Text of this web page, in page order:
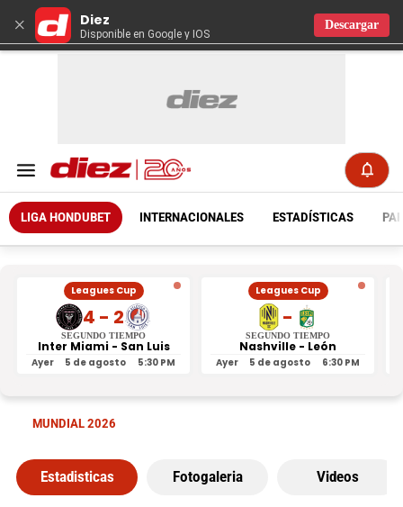
× Diez
Disponible en Google y IOS
Descargar
LIGA HONDUBET INTERNACIONALES ESTADÍSTICAS
Leagues Cup
4 - 2
SEGUNDO TIEMPO
Inter Miami - San Luis
Ayer 5 de agosto 5:30 PM
Leagues Cup
-
SEGUNDO TIEMPO
Nashville - León
Ayer 5 de agosto 6:30 PM
MUNDIAL 2026
Estadisticas Fotogaleria Videos